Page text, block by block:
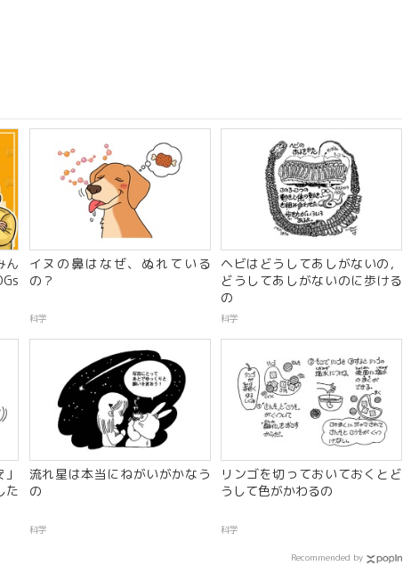
ん
イヌの鼻はなぜ、ぬれている
の？
科学
ヘビはどうしてあしがないの，
どうしてあしがないのに歩ける
の
科学
た
流れ星は本当にねがいがかなう
の
科学
リンゴを切っておいておくとど
うして色がかわるの
科学
Recommended by